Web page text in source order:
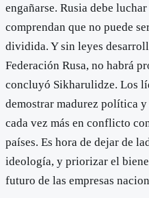
engañarse. Rusia debe
comprendan que no puede
dividida. Y sin leyes
Federación Rusa, no habrá
concluyó Sikharulidze. Los
demostrar madurez política
cada vez más en conflicto
países. Es hora de dejar de
ideología, y priorizar el
futuro de las empresas